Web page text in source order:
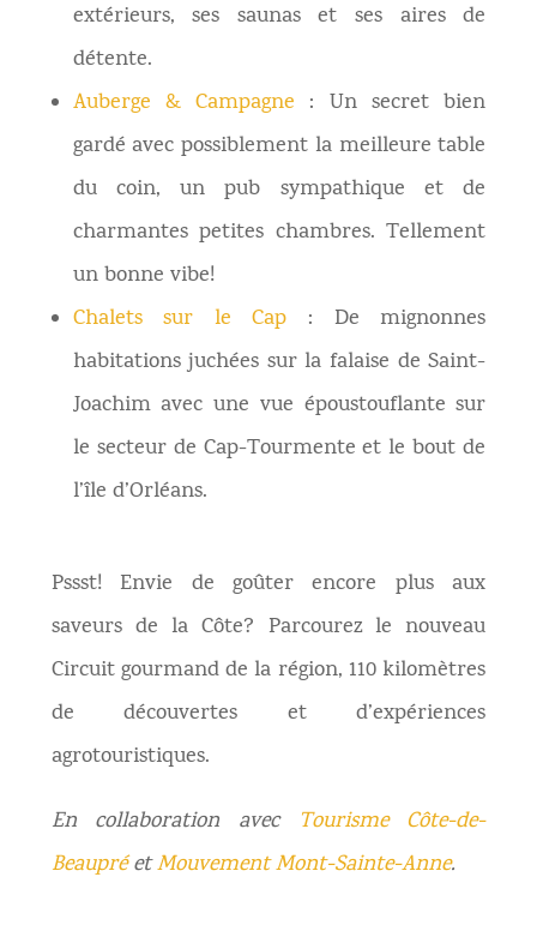
extérieurs, ses saunas et ses aires de
détente.
Auberge & Campagne : Un secret bien
gardé avec possiblement la meilleure table
du coin, un pub sympathique et de
charmantes petites chambres. Tellement
un bonne vibe!
Chalets sur le Cap : De mignonnes
habitations juchées sur la falaise de Saint-
Joachim avec une vue époustouflante sur
le secteur de Cap-Tourmente et le bout de
l’île d’Orléans.
Pssst! Envie de goûter encore plus aux
saveurs de la Côte? Parcourez le nouveau
Circuit gourmand de la région, 110 kilomètres
de découvertes et d’expériences
agrotouristiques.
En collaboration avec
Tourisme Côte-de-
BeaupréetMouvement Mont-Sainte-Anne.